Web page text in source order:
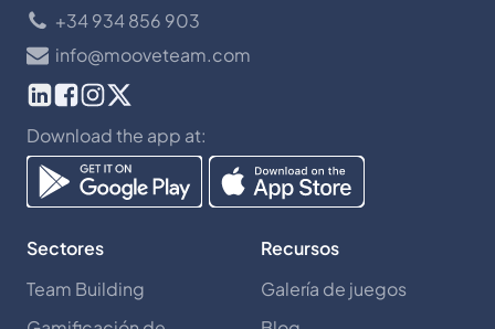
+34 934 856 903
info@mooveteam.com
Download the app at:
Sectores
Team Building
Recursos
Galería de juegos